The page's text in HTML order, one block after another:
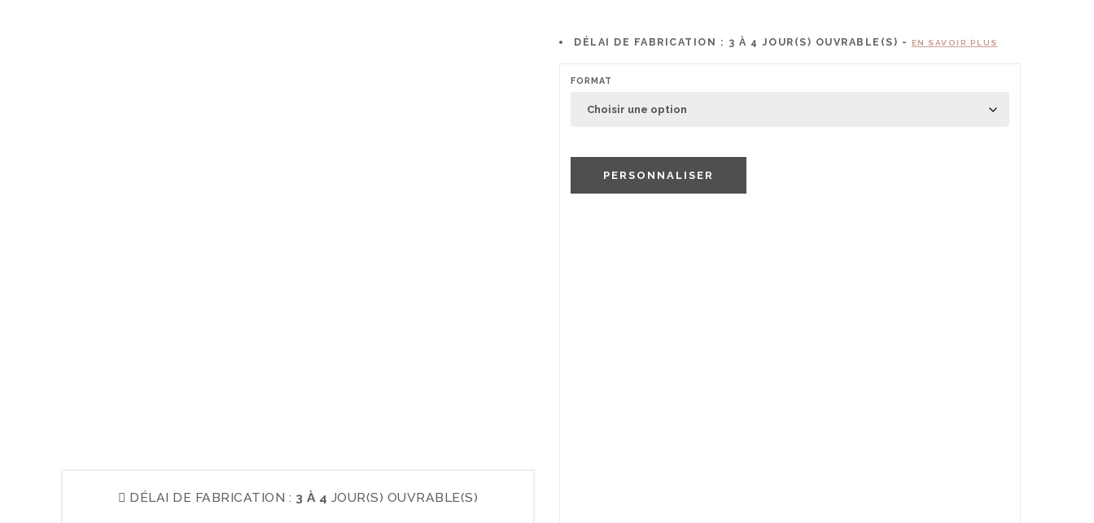
DÉLAI DE FABRICATION : 3 À 4 JOUR(S) OUVRABLE(S)
DÉLAI DE FABRICATION : 3 À 4 JOUR(S) OUVRABLE(S) - EN SAVOIR PLUS
FORMAT
PERSONNALISER